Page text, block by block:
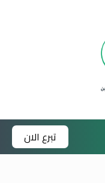
تبرع الان